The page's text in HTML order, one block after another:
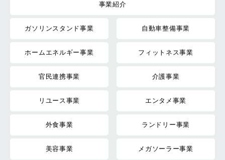
事業紹介
ガソリンスタンド事業 自動車整備事業
ホームエネルギー事業 フィットネス事業
官民連携事業 介護事業
リユース事業 エンタメ事業
外食事業 ランドリー事業
美容事業 メガソーラー事業